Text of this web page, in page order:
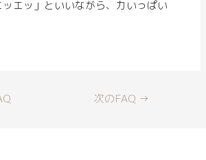
エッ」といいながら、力いっぱい
次のFAQ →